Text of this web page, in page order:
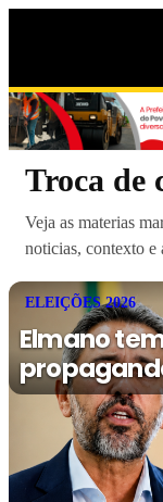
Troca de
Veja as materias
noticias, contexto e
ELEIÇÕES 2026
Elmano